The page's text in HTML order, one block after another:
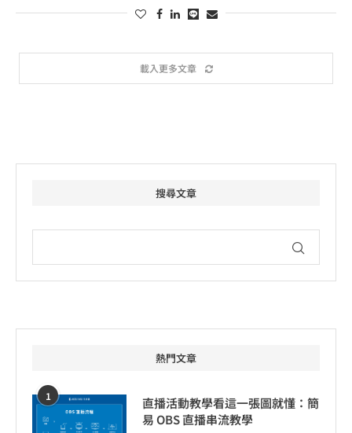
載入更多文章
搜尋文章
熱門文章
1
直播活動教學看這一張圖就懂：簡
易 OBS 直播串流教學